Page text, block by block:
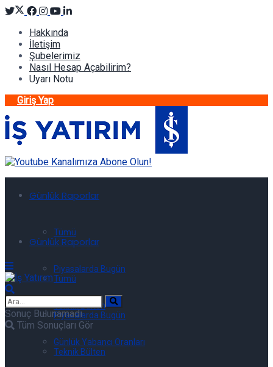
Hakkında
İletişim
Şubelerimiz
Nasıl Hesap Açabilirim?
Uyarı Notu
Giriş Yap
Günlük Raporlar
Tümü
Piyasalarda Bugün
Teknik Bülten
Günlük Yabancı Oranları
Günlük Raporlar
Tümü
Piyasalarda Bugün
Teknik Bülten
Sonuç Bulunamadı
Tüm Sonuçları Gör